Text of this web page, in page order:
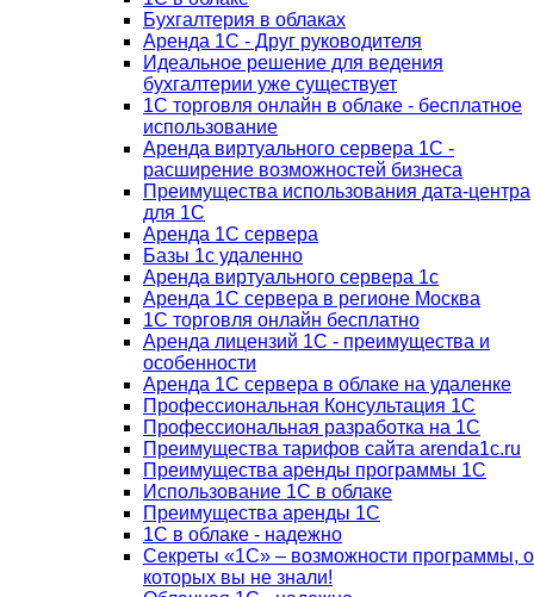
Бухгалтерия в облаках
Аренда 1С - Друг руководителя
Идеальное решение для ведения
бухгалтерии уже существует
1С торговля онлайн в облаке - бесплатное
использование
Аренда виртуального сервера 1С -
расширение возможностей бизнеса
Преимущества использования дата-центра
для 1С
Аренда 1С сервера
Базы 1с удаленно
Аренда виртуального сервера 1с
Аренда 1С сервера в регионе Москва
1С торговля онлайн бесплатно
Аренда лицензий 1С - преимущества и
особенности
Аренда 1С сервера в облаке на удаленке
Профессиональная Консультация 1С
Профессиональная разработка на 1С
Преимущества тарифов сайта arenda1c.ru
Преимущества аренды программы 1С
Использование 1С в облаке
Преимущества аренды 1С
1С в облаке - надежно
Секреты «1С» – возможности программы, о
которых вы не знали!